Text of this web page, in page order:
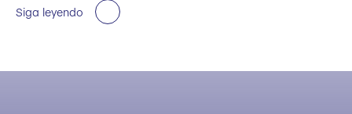
Siga leyendo